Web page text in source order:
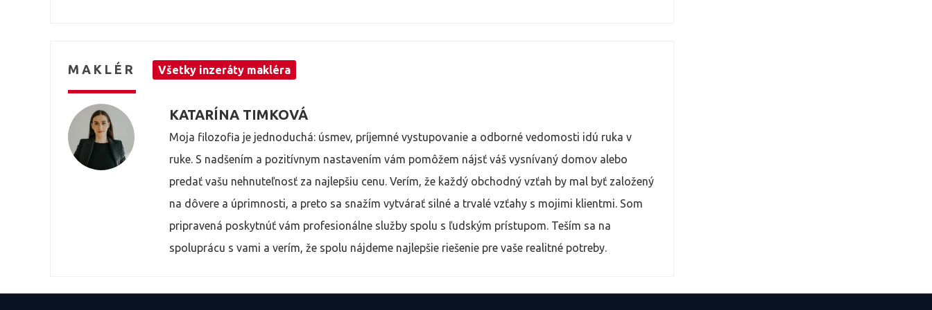
Výborná je aj dostupnosť – zastávky MHD sa nachádzajú priamo pred bytovým domom, vďaka
Ak hľadáte bývanie, ktoré sa od bežných bytov odlišuje výnimočným exteriérom a ponúka priestor
navyše, tento byt rozhodne stojí za vašu pozornosť.
MAKLÉR Všetky inzeráty makléra
KATARÍNA TIMKOVÁ
Moja filozofia je jednoduchá: úsmev, príjemné vystupovanie a odborné vedomosti idú ruka v
ruke. S nadšením a pozitívnym nastavením vám pomôžem nájsť váš vysnívaný domov alebo
predať vašu nehnuteľnosť za najlepšiu cenu. Verím, že každý obchodný vzťah by mal byť založený
na dôvere a úprimnosti, a preto sa snažím vytvárať silné a trvalé vzťahy s mojimi klientmi. Som
pripravená poskytnúť vám profesionálne služby spolu s ľudským prístupom. Teším sa na
spoluprácu s vami a verím, že spolu nájdeme najlepšie riešenie pre vaše realitné potreby.